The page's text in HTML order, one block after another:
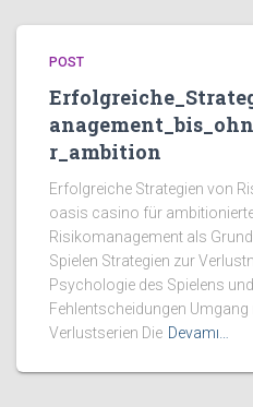
POST
r_ambition
Erfolgreiche Strategien von
oasis casino für
Risikomanagement als
Spielen Strategien zur
Psychologie des Spielens
Fehlentscheidungen Umgang
Verlustserien Die Devamı…